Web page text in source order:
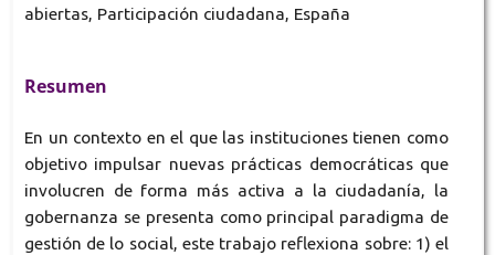
abiertas, Participación ciudadana, España
Resumen
En un contexto en el que las instituciones tienen como
objetivo impulsar nuevas prácticas democráticas que
involucren de forma más activa a la ciudadanía, la
gobernanza se presenta como principal paradigma de
gestión de lo social, este trabajo reflexiona sobre: 1) el